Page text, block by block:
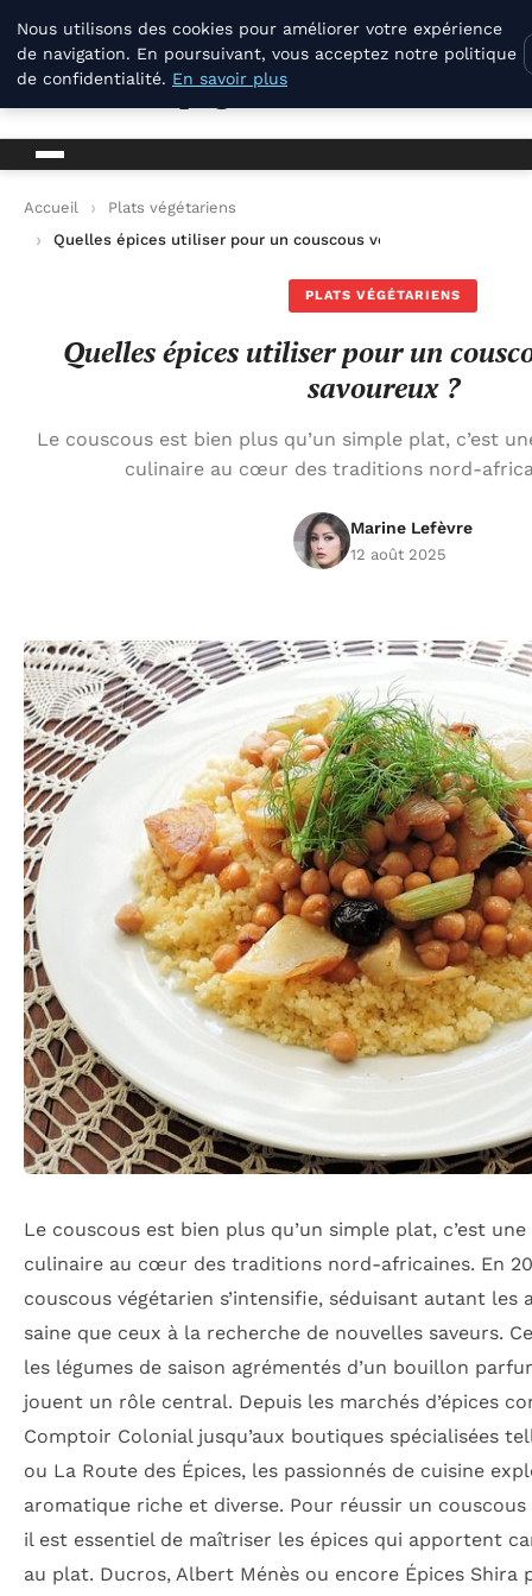
La Compagnie Des Terroirs
La Compagnie Des Terroirs
Accueil
Plats végétariens
Quelles épices utiliser pour un couscous végétarien
PLATS VÉGÉTARIENS
Quelles épices utiliser pour un
savoureux ?
Le couscous est bien plus qu’un simple plat, c’est
culinaire au cœur des traditions nord-
Marine Lefèvre
12 août 2025
Le couscous est bien plus qu’un simple plat, c’est
culinaire au cœur des traditions nord-africaines. En
couscous végétarien s’intensifie, séduisant autant les
saine que ceux à la recherche de nouvelles saveurs.
les légumes de saison agrémentés d’un bouillon
jouent un rôle central. Depuis les marchés d’épices
Comptoir Colonial jusqu’aux boutiques spécialisées
ou La Route des Épices, les passionnés de cuisine
aromatique riche et diverse. Pour réussir un couscous
il est essentiel de maîtriser les épices qui apportent
au plat. Ducros, Albert Ménès ou encore Épices Shira
Nous utilisons des cookies pour améliorer votre expérience
de navigation. En poursuivant, vous acceptez notre politique
de confidentialité. En savoir plus